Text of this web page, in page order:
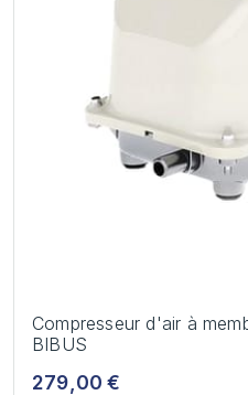
Compresseur d'air à
BIBUS
279,00 €